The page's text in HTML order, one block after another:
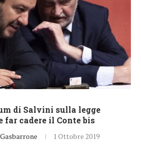
di Salvini sulla legge
far cadere il Conte bis
1 Ottobre 2019